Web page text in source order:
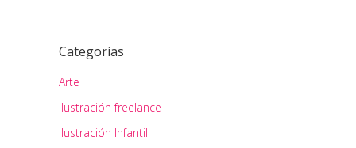
Categorías
Arte
Ilustración freelance
Ilustración Infantil